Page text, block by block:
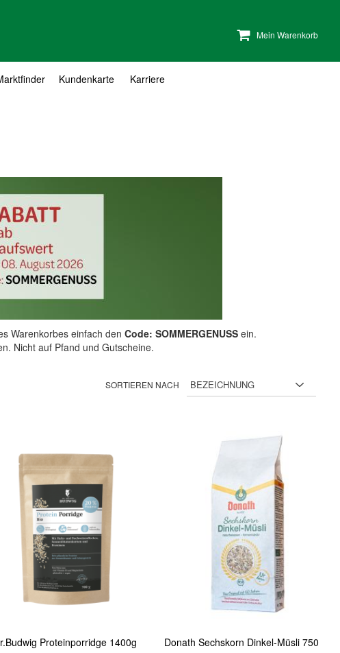
Mein Warenkorb
Kundenkarte Karriere
Warenkorbes einfach den Code: SOMMERGENUSSein.
Nicht auf Pfand und Gutscheine.
SORTIEREN NACH
Proteinporridge 1400g
Donath Sechskorn Dinkel-Müsli 750